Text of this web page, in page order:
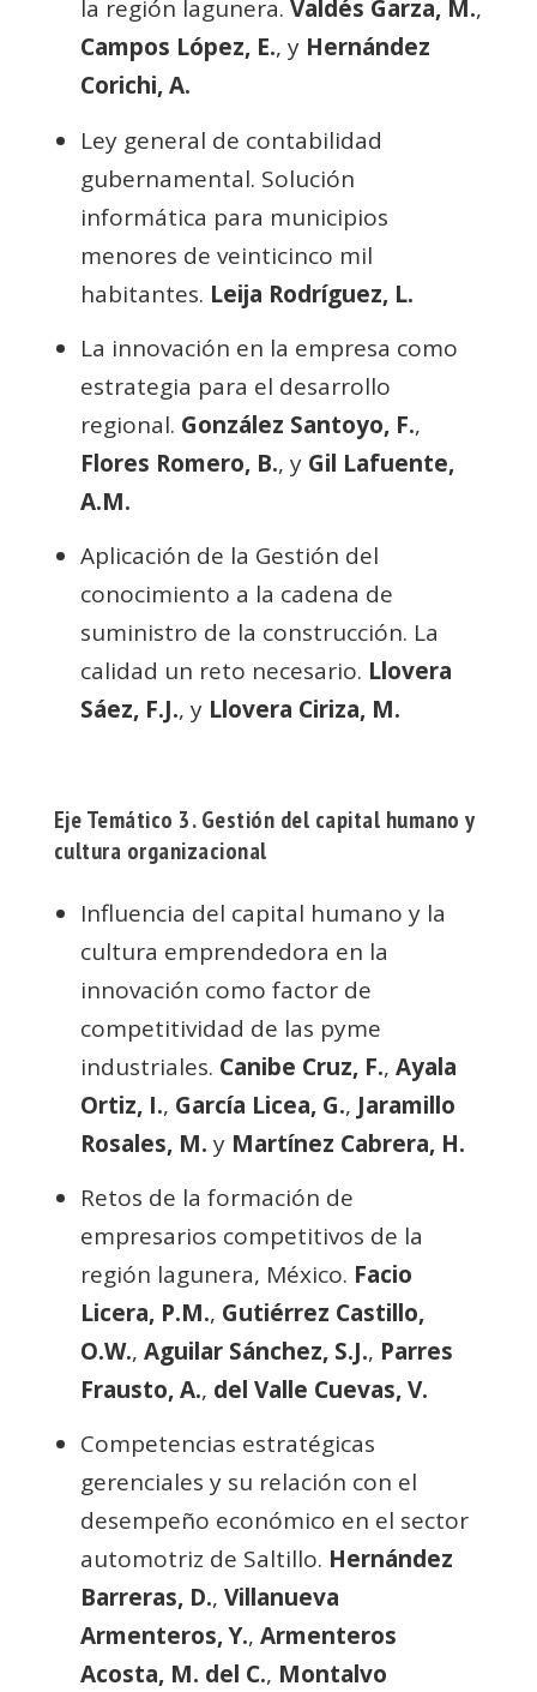
la región lagunera. Valdés Garza, M.,
Campos López, E., y Hernández
Corichi, A.
Ley general de contabilidad
gubernamental. Solución
informática para municipios
menores de veinticinco mil
habitantes. Leija Rodríguez, L.
La innovación en la empresa como
estrategia para el desarrollo
regional. González Santoyo, F.,
Flores Romero, B., y Gil Lafuente,
A.M.
Aplicación de la Gestión del
conocimiento a la cadena de
suministro de la construcción. La
calidad un reto necesario. Llovera
Sáez, F.J., y Llovera Ciriza, M.
Eje Temático 3. Gestión del capital humano y
cultura organizacional
Influencia del capital humano y la
cultura emprendedora en la
innovación como factor de
competitividad de las pyme
industriales. Canibe Cruz, F., Ayala
Ortiz, I., García Licea, G., Jaramillo
Rosales, M. y Martínez Cabrera, H.
Retos de la formación de
empresarios competitivos de la
región lagunera, México. Facio
Licera, P.M., Gutiérrez Castillo,
O.W., Aguilar Sánchez, S.J., Parres
Frausto, A., del Valle Cuevas, V.
Competencias estratégicas
gerenciales y su relación con el
desempeño económico en el sector
automotriz de Saltillo. Hernández
Barreras, D., Villanueva
Armenteros, Y., Armenteros
Acosta, M. del C., Montalvo